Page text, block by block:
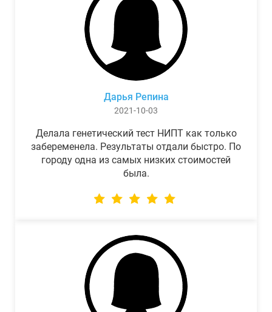
Дарья Репина
2021-10-03
Делала генетический тест НИПТ как только
забеременела. Результаты отдали быстро. По
городу одна из самых низких стоимостей
была.